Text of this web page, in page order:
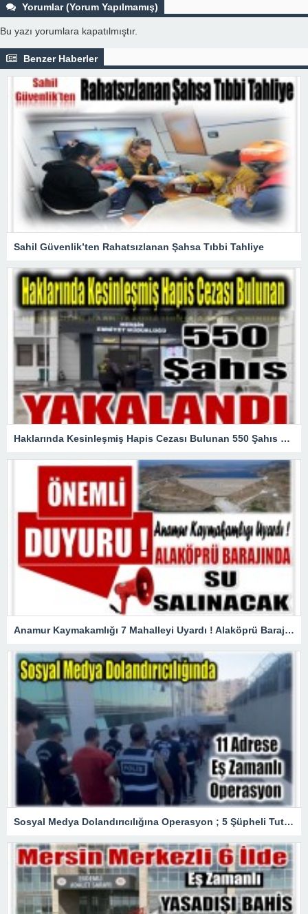
Yorumlar (Yorum Yapılmamış)
Bu yazı yorumlara kapatılmıştır.
Benzer Haberler
Sahil Güvenlik’ten Rahatsızlanan Şahsa Tıbbi Tahliye
Haklarında Kesinleşmiş Hapis Cezası Bulunan 550 Şahıs Yakalandı
Anamur Kaymakamlığı 7 Mahalleyi Uyardı ! Alaköprü Barajından Su Salınacak
Sosyal Medya Dolandırıcılığına Operasyon ; 5 Şüpheli Tutuklandı